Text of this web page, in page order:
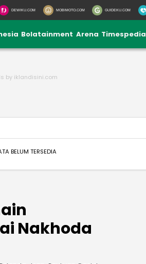
DEWIKU.COM MOBIMOTO.COM GUIDEKU.COM
Bolatainment Arena Timespedia
BELUM TERSEDIA
Nakhoda